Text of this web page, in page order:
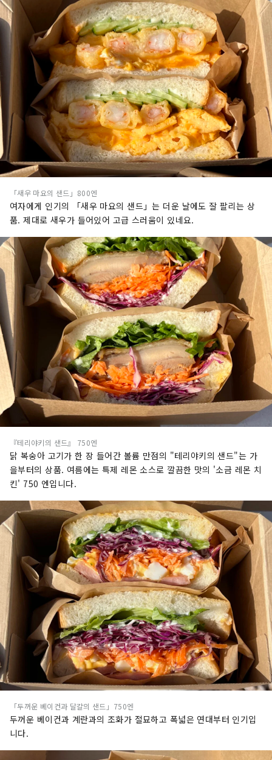
「새우 마요의 샌드」800엔
여자에게 인기의 「새우 마요의 샌드」는 더운 날에도 잘 팔리는 상
품. 제대로 새우가 들어있어 고급 스러움이 있네요.
『테리야키의 샌드』 750엔
닭 복숭아 고기가 한 장 들어간 볼륨 만점의 "테리야키의 샌드"는 가
을부터의 상품. 여름에는 특제 레몬 소스로 깔끔한 맛의 '소금 레몬 치
킨' 750 엔입니다.
「두꺼운 베이컨과 달걀의 샌드」750엔
두꺼운 베이컨과 계란과의 조화가 절묘하고 폭넓은 연대부터 인기입
니다.